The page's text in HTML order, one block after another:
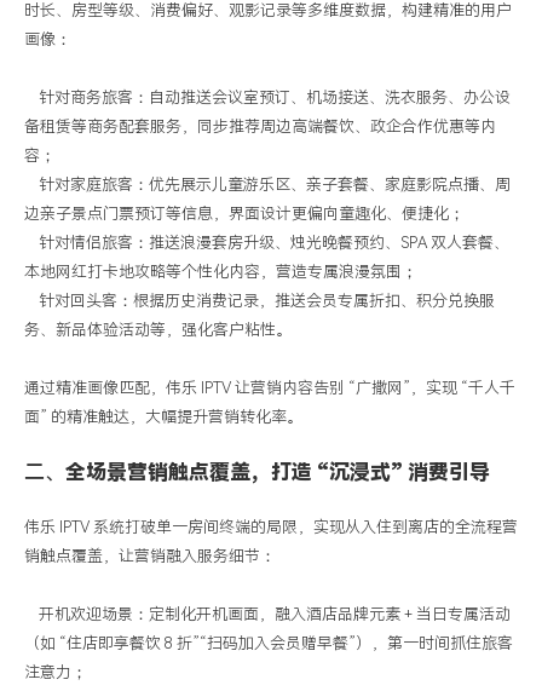
时长、房型等级、消费偏好、观影记录等多维度数据，构建精准的用户
画像：
针对商务旅客：自动推送会议室预订、机场接送、洗衣服务、办公设
备租赁等商务配套服务，同步推荐周边高端餐饮、政企合作优惠等内
容；
针对家庭旅客：优先展示儿童游乐区、亲子套餐、家庭影院点播、周
边亲子景点门票预订等信息，界面设计更偏向童趣化、便捷化；
针对情侣旅客：推送浪漫套房升级、烛光晚餐预约、 SPA 双人套餐、
本地网红打卡地攻略等个性化内容，营造专属浪漫氛围；
针对回头客：根据历史消费记录，推送会员专属折扣、积分兑换服
务、新品体验活动等，强化客户粘性。
通过精准画像匹配，伟乐 IPTV 让营销内容告别 “广撒网”，实现 “千人千
面” 的精准触达，大幅提升营销转化率。
二、 全场景营销触点覆盖，打造 “沉浸式” 消费引导
伟乐 IPTV 系统打破单一房间终端的局限，实现从入住到离店的全流程营
销触点覆盖，让营销融入服务细节：
开机欢迎场景：定制化开机画面，融入酒店品牌元素 + 当日专属活动
（如 “住店即享餐饮 8 折”“扫码加入会员赠早餐”），第一时间抓住旅客
注意力；